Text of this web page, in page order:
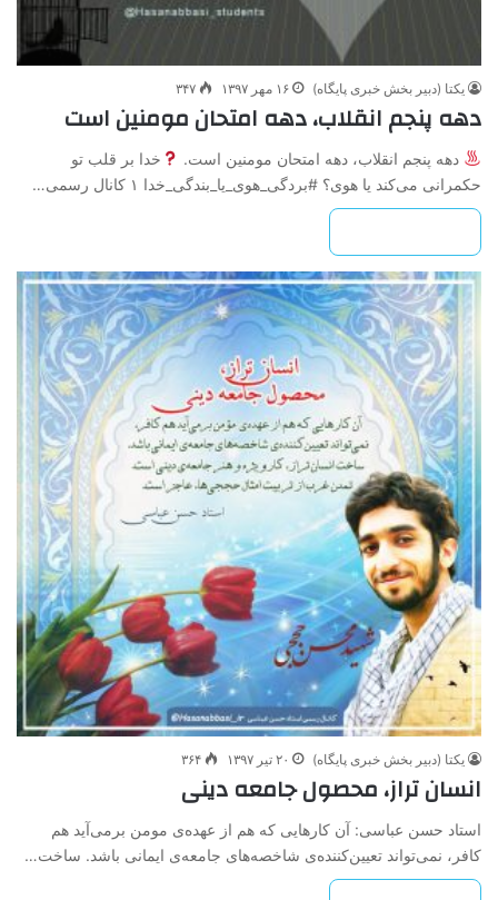
یکتا (دبیر بخش خبری پایگاه) ۱۶ مهر ۱۳۹۷ ۳۴۷
دهه پنجم انقلاب، دهه امتحان مومنین است
دهه پنجم انقلاب، دهه امتحان مومنین است.
خدا بر قلب تو
حکمرانی می‌کند یا هوی؟ #بردگی_هوی_یا_بندگی_خدا ۱ کانال رسمی…
یکتا (دبیر بخش خبری پایگاه) ۲۰ تیر ۱۳۹۷ ۳۶۴
انسان تراز، محصول جامعه دینی
استاد حسن عباسی: آن کارهایی که هم از عهده‌ی مومن برمی‌آید هم
کافر، نمی‌تواند تعیین‌کننده‌ی شاخصه‌های جامعه‌ی ایمانی باشد. ساخت…